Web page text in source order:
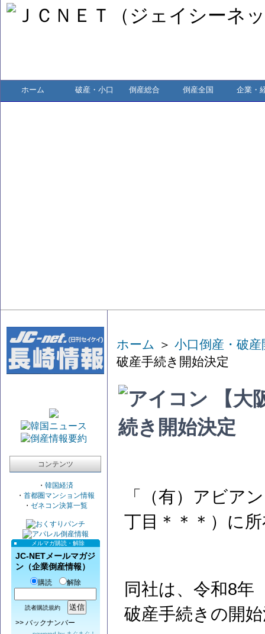
ホーム 破産・小口 倒産総合 倒産全国 企業・
コンテンツ
・ 韓国経済
・ 首都圏マンション情報
・ ゼネコン決算一覧
メルマガ購読・解除
JC-NETメールマガジ
ン（企業倒産情報）
購読 解除
読者購読規約
>> バックナンバー
ホーム ＞ 小口倒産・破産
破産手続き開始決定
【大
続き開始決定
「（有）アビア
丁目＊＊＊）に
同社は、令和8年
破産手続きの開